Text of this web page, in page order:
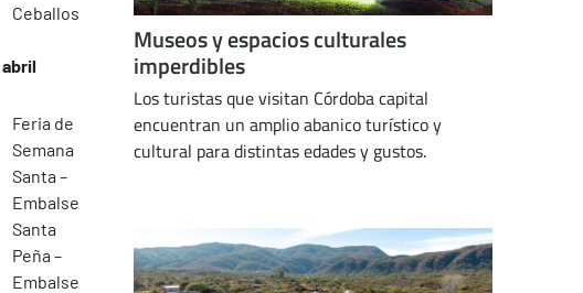
Ceballos
abril
Feria de
Semana
Santa –
Embalse
Santa
Peña –
Embalse
Museos y espacios culturales
imperdibles
Los turistas que visitan Córdoba capital
encuentran un amplio abanico turístico y
cultural para distintas edades y gustos.